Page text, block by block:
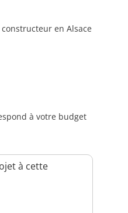
en Alsace
à votre budget
à cette